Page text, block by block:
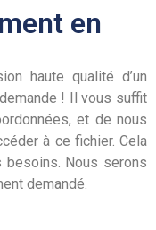
en
haute qualité d’un
! Il vous suffit
et de nous
à ce fichier. Cela
besoins. Nous serons
demandé.